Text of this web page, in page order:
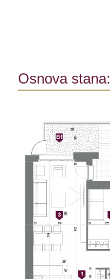
Osnova stana: